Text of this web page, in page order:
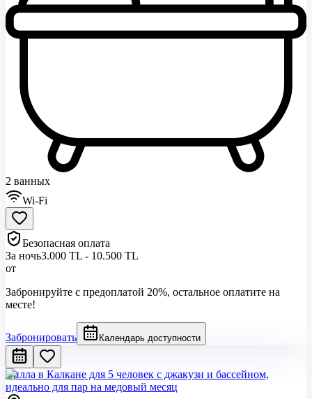
2 ванных
Wi-Fi
Безопасная оплата
За ночь3.000 TL - 10.500 TL
от
Забронируйте с предоплатой 20%, остальное оплатите на
месте!
Забронировать Календарь доступности
Вилла в Калкане для 5 человек с джакузи и бассейном,
идеально для пар на медовый месяц